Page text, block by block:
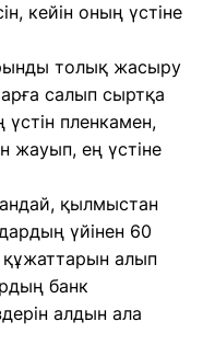
кейін оның үстіне
толық жасыру
салып сыртқа
пленкамен,
жауып, ең үстіне
қылмыстан
үйінен 60
құжаттарын алып
банк
алдын ала